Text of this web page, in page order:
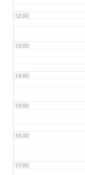
12:00
13:00
14:00
15:00
16:00
17:00